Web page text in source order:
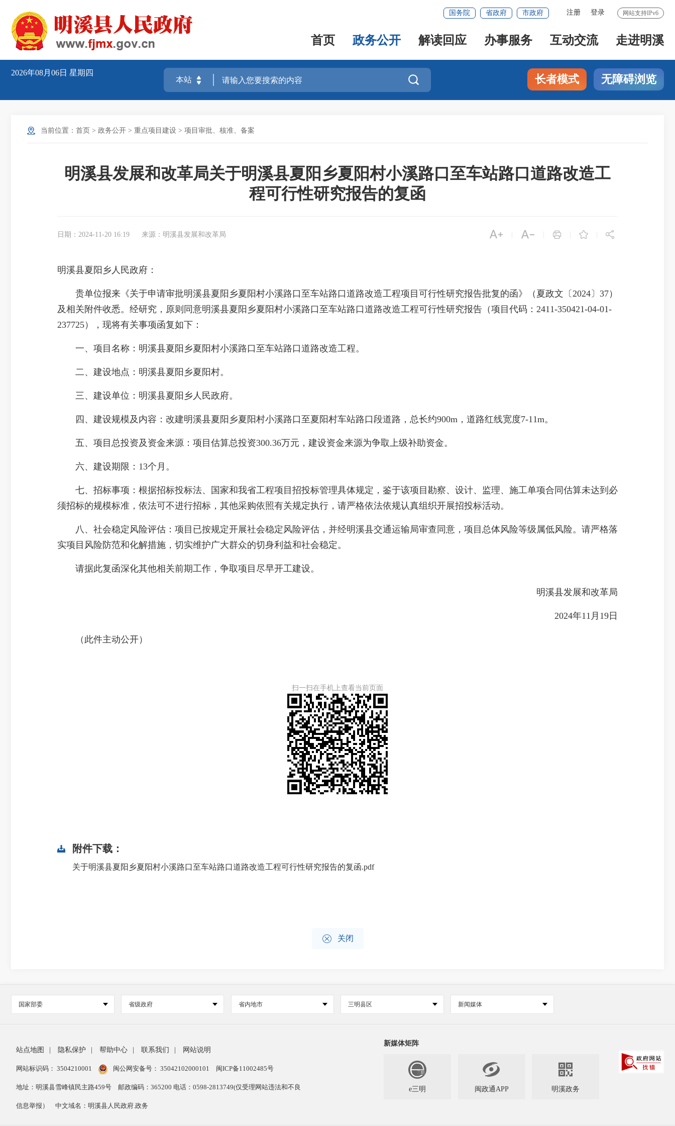
网站支持IPv6
注册 登录
国务院 省政府 市政府
首页 政务公开 解读回应 办事服务 互动交流 走进明溪
2026年08月06日 星期四
 长者模式 无障碍浏览
当前位置： 首页 > 政务公开 > 重点项目建设 > 项目审批、核准、备案
明溪县发展和改革局关于明溪县夏阳乡夏阳村小溪路口至车站路口道路改造工
程可行性研究报告的复函
日期：2024-11-20 16:19 来源：明溪县发展和改革局     
明溪县夏阳乡人民政府：
贵单位报来《关于申请审批明溪县夏阳乡夏阳村小溪路口至车站路口道路改造工程项目可行性研究报告批复的函》（夏政文〔2024〕37）
及相关附件收悉。经研究，原则同意明溪县夏阳乡夏阳村小溪路口至车站路口道路改造工程可行性研究报告（项目代码：2411-350421-04-01-
237725），现将有关事项函复如下：
一、项目名称：明溪县夏阳乡夏阳村小溪路口至车站路口道路改造工程。
二、建设地点：明溪县夏阳乡夏阳村。
三、建设单位：明溪县夏阳乡人民政府。
四、建设规模及内容：改建明溪县夏阳乡夏阳村小溪路口至夏阳村车站路口段道路，总长约900m，道路红线宽度7-11m。
五、项目总投资及资金来源：项目估算总投资300.36万元，建设资金来源为争取上级补助资金。
六、建设期限：13个月。
七、招标事项：根据招标投标法、国家和我省工程项目招投标管理具体规定，鉴于该项目勘察、设计、监理、施工单项合同估算未达到必
须招标的规模标准，依法可不进行招标，其他采购依照有关规定执行，请严格依法依规认真组织开展招投标活动。
八、社会稳定风险评估：项目已按规定开展社会稳定风险评估，并经明溪县交通运输局审查同意，项目总体风险等级属低风险。请严格落
实项目风险防范和化解措施，切实维护广大群众的切身利益和社会稳定。
请据此复函深化其他相关前期工作，争取项目尽早开工建设。
明溪县发展和改革局
2024年11月19日
（此件主动公开）
扫一扫在手机上查看当前页面
附件下载：
关于明溪县夏阳乡夏阳村小溪路口至车站路口道路改造工程可行性研究报告的复函.pdf
 关闭
国家部委 省级政府 省内地市 三明县区 新闻媒体
站点地图 隐私保护 帮助中心 联系我们 网站说明
网站标识码： 3504210001 闽公网安备号： 35042102000101 闽ICP备11002485号
地址：明溪县雪峰镇民主路459号 邮政编码：365200 电话：0598-2813749(仅受理网站违法和不良
信息举报） 中文域名：明溪县人民政府.政务
新媒体矩阵
e三明

闽政通APP

明溪政务